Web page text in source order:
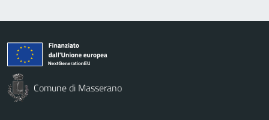
Comune di Masserano